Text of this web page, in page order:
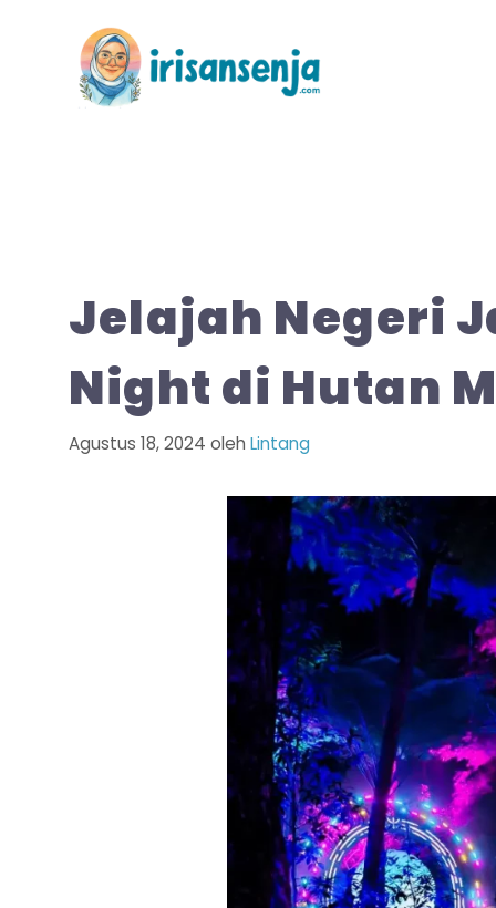
Jelajah Negeri
Night di Hutan
Agustus 18, 2024 oleh Lintang